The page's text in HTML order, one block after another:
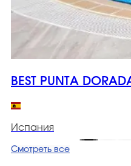
BEST PUNTA
Испания
Смотреть все